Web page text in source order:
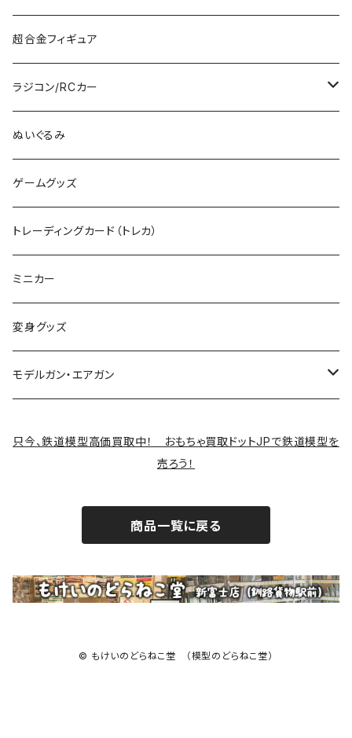
TOMIX (HO)
その他のHOゲージ
Zゲージ
カタログ
TOMIX (N)
制御機器
デカール
30MS
ミリタリープラモ
ポケモン
その他のロボット
その他のキャラクター
筆
ガンダム
超合金フィギュア
ラジコン/RCカー
タミヤRC
RCパーツ
ぬいぐるみ
ゲームグッズ
トレーディングカード（トレカ）
ミニカー
変身グッズ
モデルガン・エアガン
只今、鉄道模型高価買取中！ おもちゃ買取ドットJPで鉄道模型を
売ろう！
商品一覧に戻る
© もけいのどらねこ堂 （模型のどらねこ堂）